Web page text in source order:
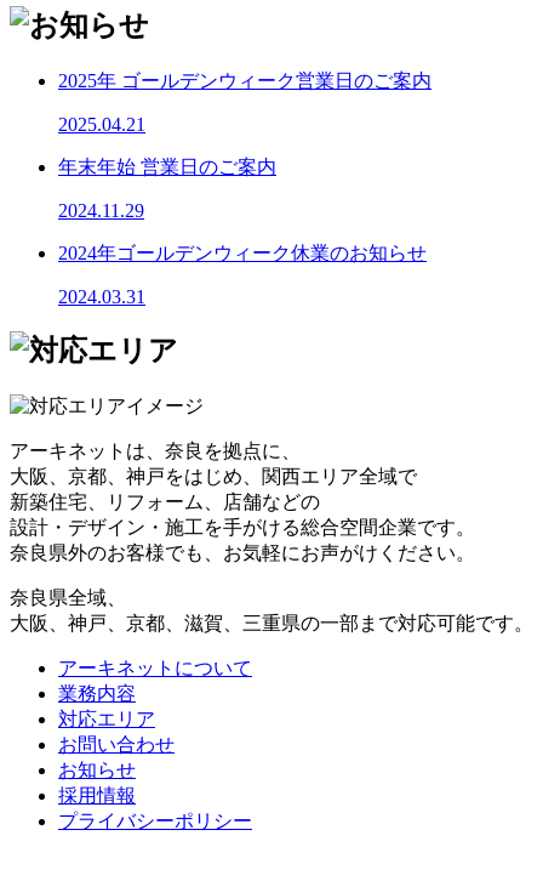
2025年 ゴールデンウィーク営業日のご案内
2025.04.21
年末年始 営業日のご案内
2024.11.29
2024年ゴールデンウィーク休業のお知らせ
2024.03.31
アーキネットは、奈良を拠点に、
大阪、京都、神戸をはじめ、関西エリア全域で
新築住宅、リフォーム、店舗などの
設計・デザイン・施工を手がける総合空間企業です。
奈良県外のお客様でも、お気軽にお声がけください。
奈良県全域、
大阪、神戸、京都、滋賀、三重県の一部まで対応可能です。
アーキネットについて
業務内容
対応エリア
お問い合わせ
お知らせ
採用情報
プライバシーポリシー